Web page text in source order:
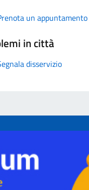
un appuntamento
in città
disservizio